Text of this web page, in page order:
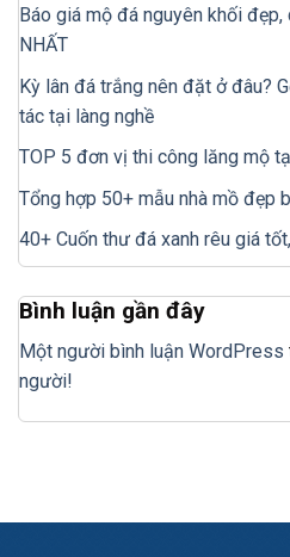
Báo giá mộ đá nguyên khối
NHẤT
Kỳ lân đá trắng nên đặt ở đâu?
tác tại làng nghề
TOP 5 đơn vị thi công lăng mộ
Tổng hợp 50+ mẫu nhà mồ đẹp
40+ Cuốn thư đá xanh rêu giá
Bình luận gần đây
Một người bình luận WordPress
người!